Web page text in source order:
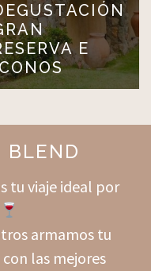
E
BLEND
tu viaje ideal por
armamos tu
las mejores